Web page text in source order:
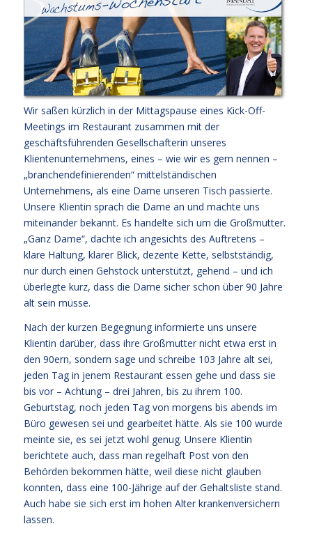
Wir saßen kürzlich in der Mittagspause eines Kick-Off-
Meetings im Restaurant zusammen mit der
geschäftsführenden Gesellschafterin unseres
Klientenunternehmens, eines – wie wir es gern nennen –
„branchendefinierenden“ mittelständischen
Unternehmens, als eine Dame unseren Tisch passierte.
Unsere Klientin sprach die Dame an und machte uns
miteinander bekannt. Es handelte sich um die Großmutter.
„Ganz Dame“, dachte ich angesichts des Auftretens –
klare Haltung, klarer Blick, dezente Kette, selbstständig,
nur durch einen Gehstock unterstützt, gehend – und ich
überlegte kurz, dass die Dame sicher schon über 90 Jahre
alt sein müsse.
Nach der kurzen Begegnung informierte uns unsere
Klientin darüber, dass ihre Großmutter nicht etwa erst in
den 90ern, sondern sage und schreibe 103 Jahre alt sei,
jeden Tag in jenem Restaurant essen gehe und dass sie
bis vor – Achtung – drei Jahren, bis zu ihrem 100.
Geburtstag, noch jeden Tag von morgens bis abends im
Büro gewesen sei und gearbeitet hätte. Als sie 100 wurde
meinte sie, es sei jetzt wohl genug. Unsere Klientin
berichtete auch, dass man regelhaft Post von den
Behörden bekommen hätte, weil diese nicht glauben
konnten, dass eine 100-Jährige auf der Gehaltsliste stand.
Auch habe sie sich erst im hohen Alter krankenversichern
lassen.